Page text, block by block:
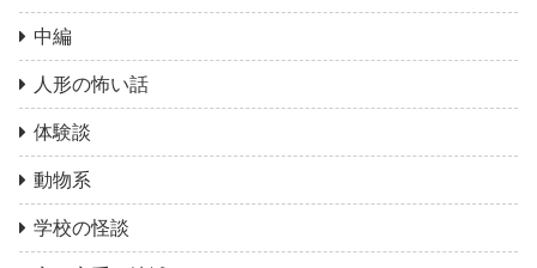
中編
人形の怖い話
体験談
動物系
学校の怪談